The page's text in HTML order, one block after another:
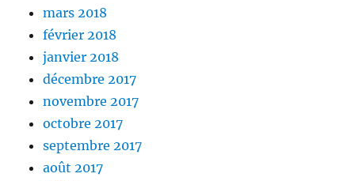
mars 2018
février 2018
janvier 2018
décembre 2017
novembre 2017
octobre 2017
septembre 2017
août 2017